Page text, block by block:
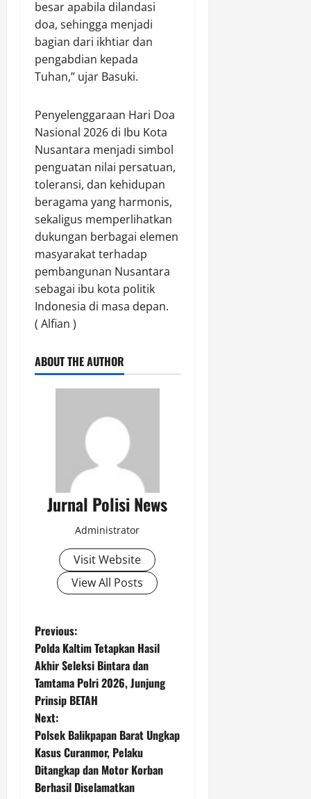
besar apabila dilandasi
doa, sehingga menjadi
bagian dari ikhtiar dan
pengabdian kepada
Tuhan,” ujar Basuki.
Penyelenggaraan Hari Doa
Nasional 2026 di Ibu Kota
Nusantara menjadi simbol
penguatan nilai persatuan,
toleransi, dan kehidupan
beragama yang harmonis,
sekaligus memperlihatkan
dukungan berbagai elemen
masyarakat terhadap
pembangunan Nusantara
sebagai ibu kota politik
Indonesia di masa depan.
( Alfian )
ABOUT THE AUTHOR
Jurnal Polisi News
Administrator
Visit Website
View All Posts
P
o
s
t
n
a
Previous:
Polda Kaltim Tetapkan Hasil
Akhir Seleksi Bintara dan
Tamtama Polri 2026, Junjung
Prinsip BETAH
Next:
Polsek Balikpapan Barat Ungkap
Kasus Curanmor, Pelaku
Ditangkap dan Motor Korban
Berhasil Diselamatkan